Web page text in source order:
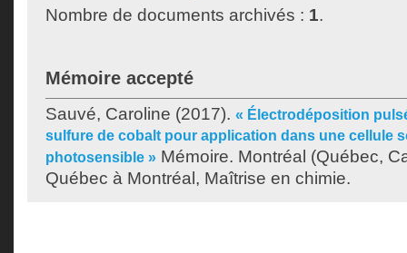
Nombre de documents archivés : 1.
Mémoire accepté
Sauvé, Caroline (2017). « Électrodéposition
sulfure de cobalt pour application dans une cellule
photosensible » Mémoire. Montréal (Québec,
Québec à Montréal, Maîtrise en chimie.